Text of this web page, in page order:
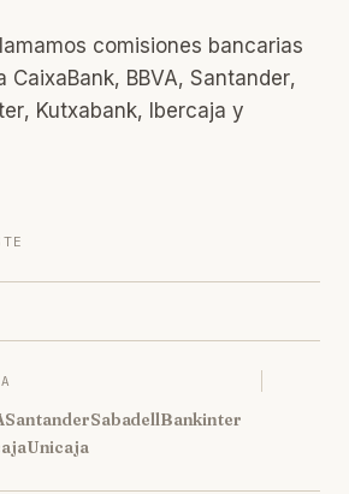
comisiones bancarias
BBVA, Santander,
Kutxabank, Ibercaja y
SantanderSabadellBankinter
Unicaja